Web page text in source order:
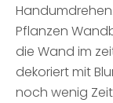
Pflanzen
die Wand im
dekoriert mit
noch wenig